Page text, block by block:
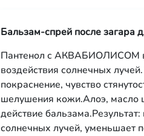
Бальзам-спрей после
Пантенол с АКВАБИОЛИСОМ в
воздействия солнечных
покраснение, чувство
шелушения кожи.Алоэ, масло
действие
солнечных лучей, уменьшает